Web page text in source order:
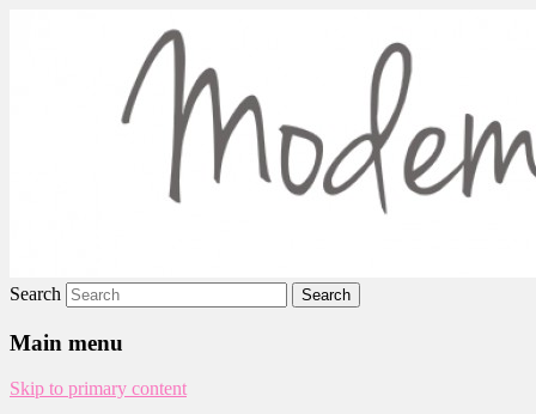
Modemamma
Search
Main menu
Skip to primary content